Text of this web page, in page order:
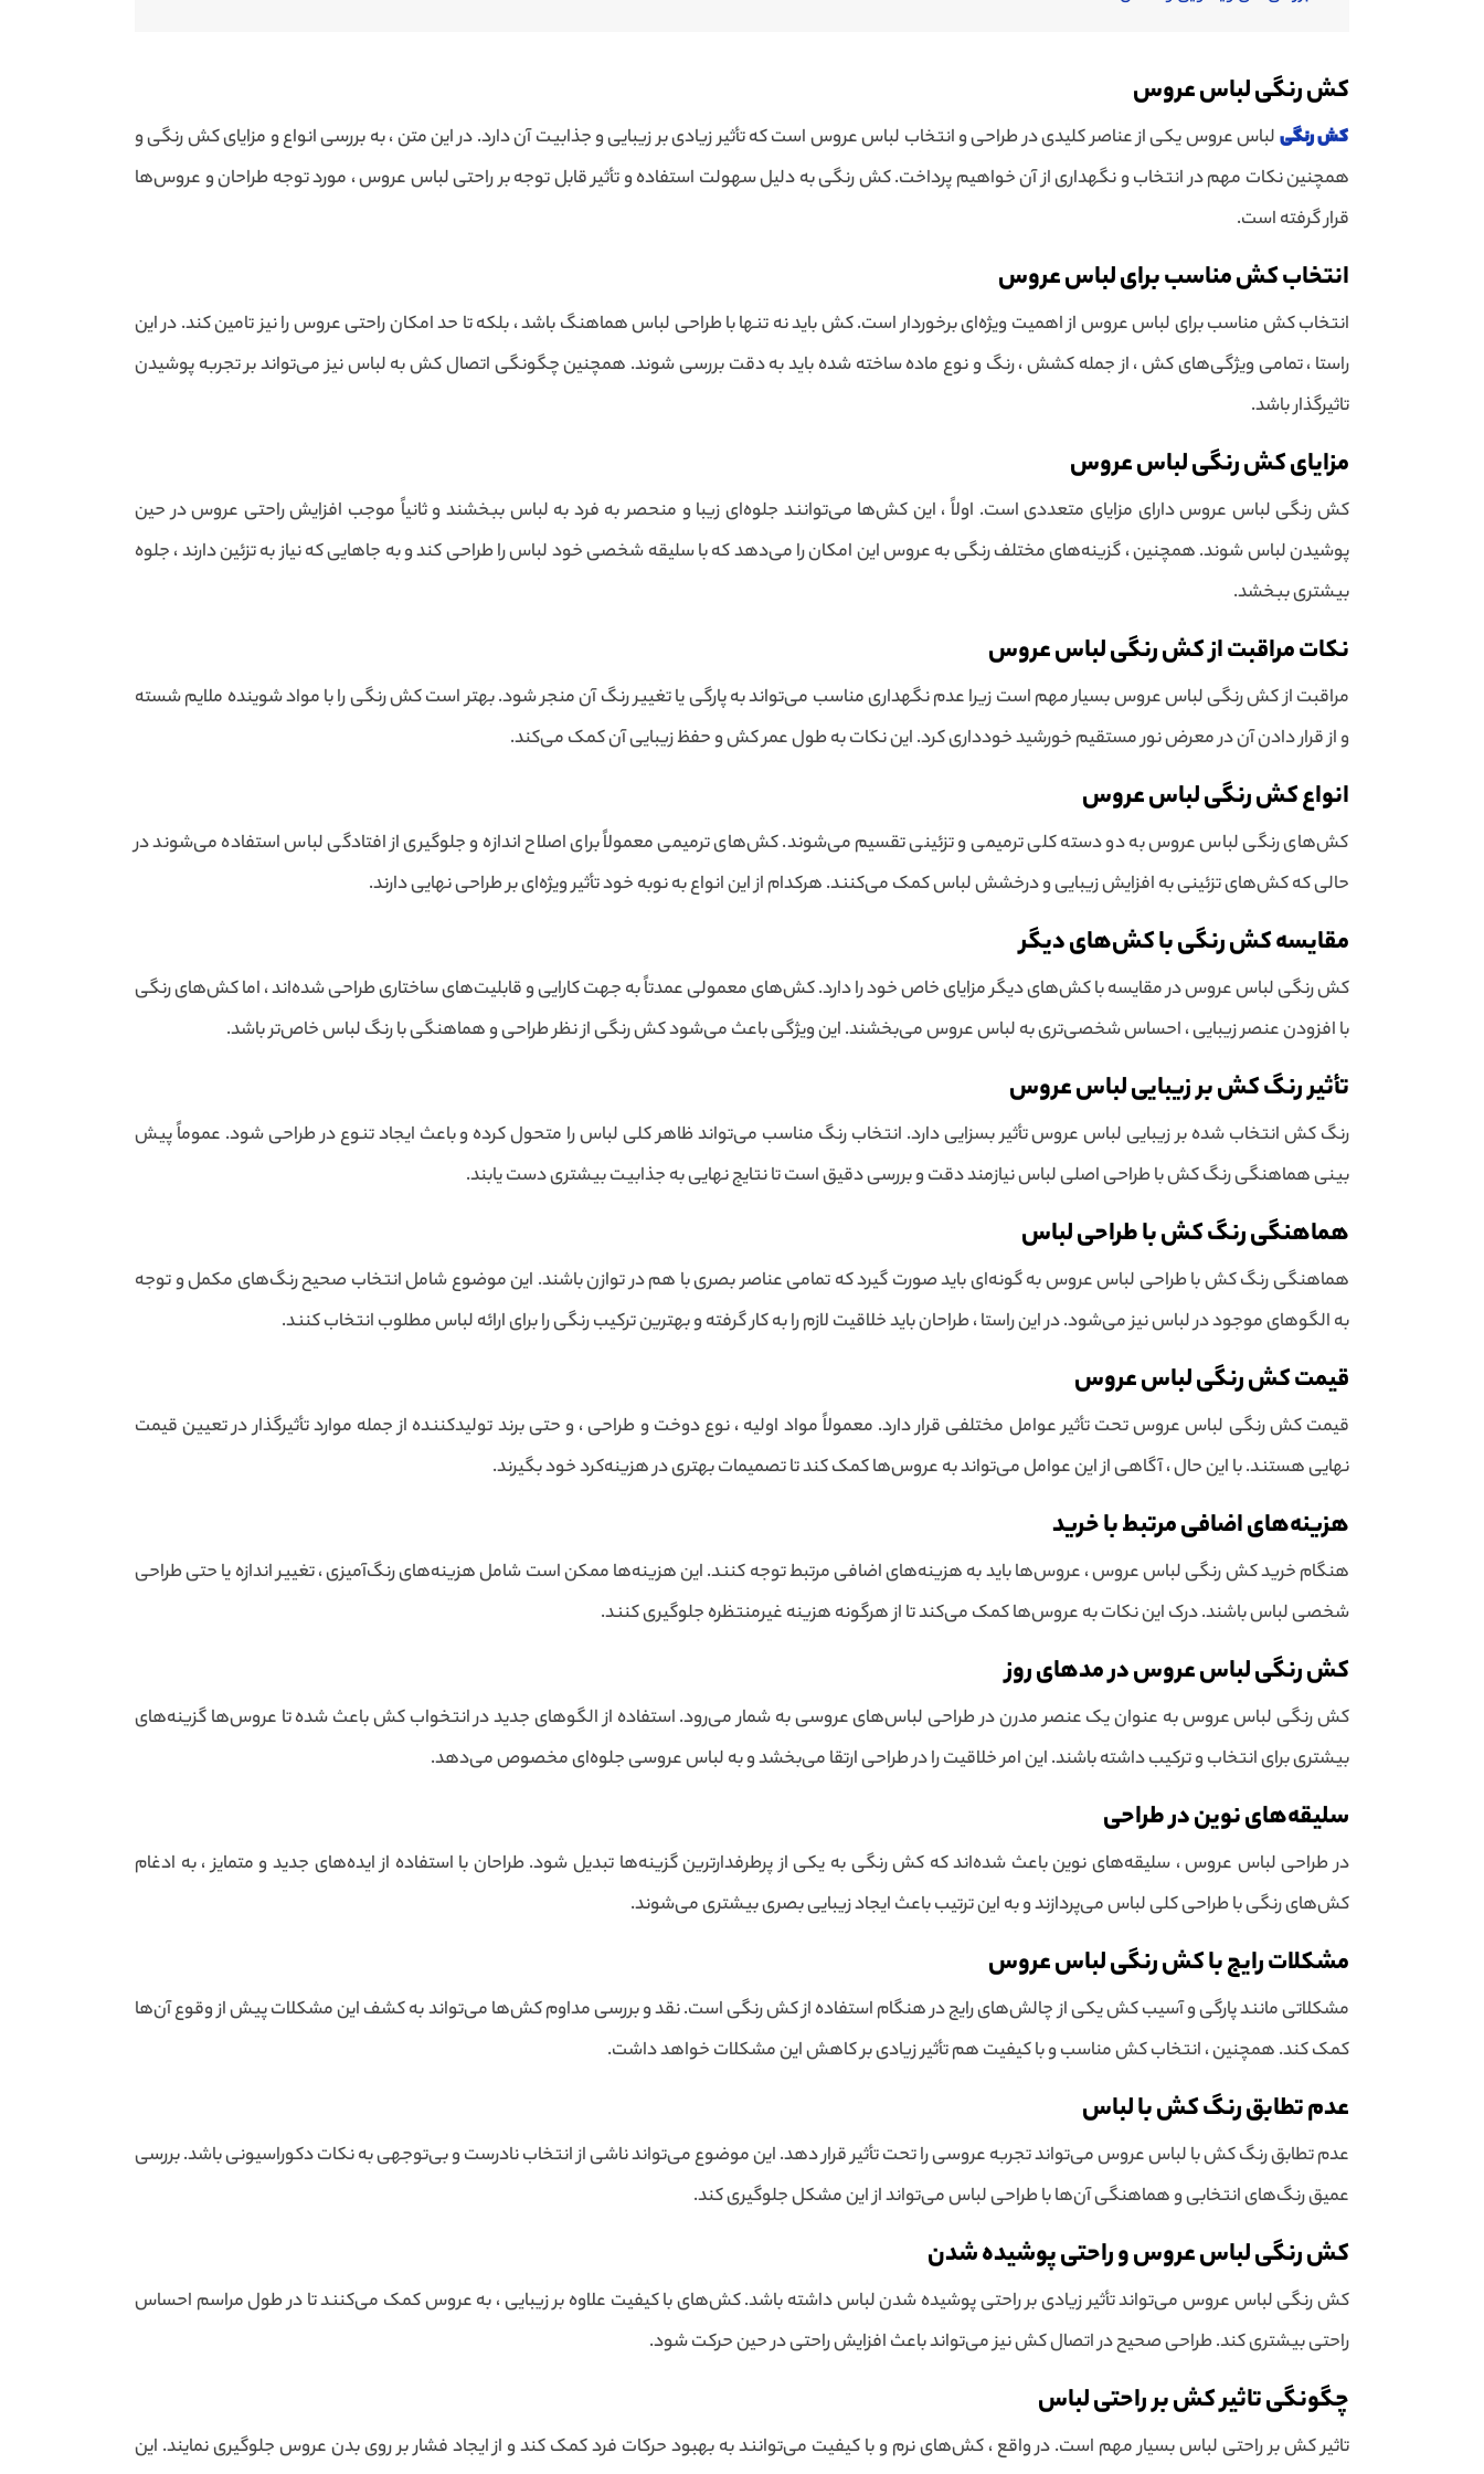
کش رنگی لباس عروس
کش رنگیلباس عروس یکی از عناصر کلیدی در طراحی و انتخاب لباس عروس است که تأثیر زیادی بر زیبایی و جذابیت آن دارد. در این متن ، به بررسی انواع و مزایای کش رنگی و
همچنین نکات مهم در انتخاب و نگهداری از آن خواهیم پرداخت. کش رنگی به دلیل سهولت استفاده و تأثیر قابل توجه بر راحتی لباس عروس ، مورد توجه طراحان و عروس‌ها
قرار گرفته است.
انتخاب کش مناسب برای لباس عروس
انتخاب کش مناسب برای لباس عروس از اهمیت ویژه‌ای برخوردار است. کش باید نه تنها با طراحی لباس هماهنگ باشد ، بلکه تا حد امکان راحتی عروس را نیز تامین کند. در این
راستا ، تمامی ویژگی‌های کش ، از جمله کشش ، رنگ و نوع ماده ساخته شده باید به دقت بررسی شوند. همچنین چگونگی اتصال کش به لباس نیز می‌تواند بر تجربه پوشیدن
تاثیرگذار باشد.
مزایای کش رنگی لباس عروس
کش رنگی لباس عروس دارای مزایای متعددی است. اولاً ، این کش‌ها می‌توانند جلوه‌ای زیبا و منحصر به فرد به لباس ببخشند و ثانیاً موجب افزایش راحتی عروس در حین
پوشیدن لباس شوند. همچنین ، گزینه‌های مختلف رنگی به عروس این امکان را می‌دهد که با سلیقه شخصی خود لباس را طراحی کند و به جاهایی که نیاز به تزئین دارند ، جلوه
بیشتری ببخشد.
نکات مراقبت از کش رنگی لباس عروس
مراقبت از کش رنگی لباس عروس بسیار مهم است زیرا عدم نگهداری مناسب می‌تواند به پارگی یا تغییر رنگ آن منجر شود. بهتر است کش رنگی را با مواد شوینده ملایم شسته
و از قرار دادن آن در معرض نور مستقیم خورشید خودداری کرد. این نکات به طول عمر کش و حفظ زیبایی آن کمک می‌کند.
انواع کش رنگی لباس عروس
کش‌های رنگی لباس عروس به دو دسته کلی ترمیمی و تزئینی تقسیم می‌شوند. کش‌های ترمیمی معمولاً برای اصلاح اندازه و جلوگیری از افتادگی لباس استفاده می‌شوند در
حالی که کش‌های تزئینی به افزایش زیبایی و درخشش لباس کمک می‌کنند. هرکدام از این انواع به نوبه خود تأثیر ویژه‌ای بر طراحی نهایی دارند.
مقایسه کش رنگی با کش‌های دیگر
کش رنگی لباس عروس در مقایسه با کش‌های دیگر مزایای خاص خود را دارد. کش‌های معمولی عمدتاً به جهت کارایی و قابلیت‌های ساختاری طراحی شده‌اند ، اما کش‌های رنگی
با افزودن عنصر زیبایی ، احساس شخصی‌تری به لباس عروس می‌بخشند. این ویژگی باعث می‌شود کش رنگی از نظر طراحی و هماهنگی با رنگ لباس خاص‌تر باشد.
تأثیر رنگ کش بر زیبایی لباس عروس
رنگ کش انتخاب شده بر زیبایی لباس عروس تأثیر بسزایی دارد. انتخاب رنگ مناسب می‌تواند ظاهر کلی لباس را متحول کرده و باعث ایجاد تنوع در طراحی شود. عموماً پیش
بینی هماهنگی رنگ کش با طراحی اصلی لباس نیازمند دقت و بررسی دقیق است تا نتایج نهایی به جذابیت بیشتری دست یابند.
هماهنگی رنگ کش با طراحی لباس
هماهنگی رنگ کش با طراحی لباس عروس به گونه‌ای باید صورت گیرد که تمامی عناصر بصری با هم در توازن باشند. این موضوع شامل انتخاب صحیح رنگ‌های مکمل و توجه
به الگوهای موجود در لباس نیز می‌شود. در این راستا ، طراحان باید خلاقیت لازم را به کار گرفته و بهترین ترکیب رنگی را برای ارائه لباس مطلوب انتخاب کنند.
قیمت کش رنگی لباس عروس
قیمت کش رنگی لباس عروس تحت تأثیر عوامل مختلفی قرار دارد. معمولاً مواد اولیه ، نوع دوخت و طراحی ، و حتی برند تولیدکننده از جمله موارد تأثیرگذار در تعیین قیمت
نهایی هستند. با این حال ، آگاهی از این عوامل می‌تواند به عروس‌ها کمک کند تا تصمیمات بهتری در هزینه‌کرد خود بگیرند.
هزینه‌های اضافی مرتبط با خرید
هنگام خرید کش رنگی لباس عروس ، عروس‌ها باید به هزینه‌های اضافی مرتبط توجه کنند. این هزینه‌ها ممکن است شامل هزینه‌های رنگ‌آمیزی ، تغییر اندازه یا حتی طراحی
شخصی لباس باشند. درک این نکات به عروس‌ها کمک می‌کند تا از هرگونه هزینه غیرمنتظره جلوگیری کنند.
کش رنگی لباس عروس در مدهای روز
کش رنگی لباس عروس به عنوان یک عنصر مدرن در طراحی لباس‌های عروسی به شمار می‌رود. استفاده از الگوهای جدید در انتخواب کش باعث شده تا عروس‌ها گزینه‌های
بیشتری برای انتخاب و ترکیب داشته باشند. این امر خلاقیت را در طراحی ارتقا می‌بخشد و به لباس عروسی جلوه‌ای مخصوص می‌دهد.
سلیقه‌های نوین در طراحی
در طراحی لباس عروس ، سلیقه‌های نوین باعث شده‌اند که کش رنگی به یکی از پرطرفدارترین گزینه‌ها تبدیل شود. طراحان با استفاده از ایده‌های جدید و متمایز ، به ادغام
کش‌های رنگی با طراحی کلی لباس می‌پردازند و به این ترتیب باعث ایجاد زیبایی بصری بیشتری می‌شوند.
مشکلات رایج با کش رنگی لباس عروس
مشکلاتی مانند پارگی و آسیب کش یکی از چالش‌های رایج در هنگام استفاده از کش رنگی است. نقد و بررسی مداوم کش‌ها می‌تواند به کشف این مشکلات پیش از وقوع آن‌ها
کمک کند. همچنین ، انتخاب کش مناسب و با کیفیت هم تأثیر زیادی بر کاهش این مشکلات خواهد داشت.
عدم تطابق رنگ کش با لباس
عدم تطابق رنگ کش با لباس عروس می‌تواند تجربه عروسی را تحت تأثیر قرار دهد. این موضوع می‌تواند ناشی از انتخاب نادرست و بی‌توجهی به نکات دکوراسیونی باشد. بررسی
عمیق رنگ‌های انتخابی و هماهنگی آن‌ها با طراحی لباس می‌تواند از این مشکل جلوگیری کند.
کش رنگی لباس عروس و راحتی پوشیده شدن
کش رنگی لباس عروس می‌تواند تأثیر زیادی بر راحتی پوشیده شدن لباس داشته باشد. کش‌های با کیفیت علاوه بر زیبایی ، به عروس کمک می‌کنند تا در طول مراسم احساس
راحتی بیشتری کند. طراحی صحیح در اتصال کش نیز می‌تواند باعث افزایش راحتی در حین حرکت شود.
چگونگی تاثیر کش بر راحتی لباس
تاثیر کش بر راحتی لباس بسیار مهم است. در واقع ، کش‌های نرم و با کیفیت می‌توانند به بهبود حرکات فرد کمک کند و از ایجاد فشار بر روی بدن عروس جلوگیری نمایند. این